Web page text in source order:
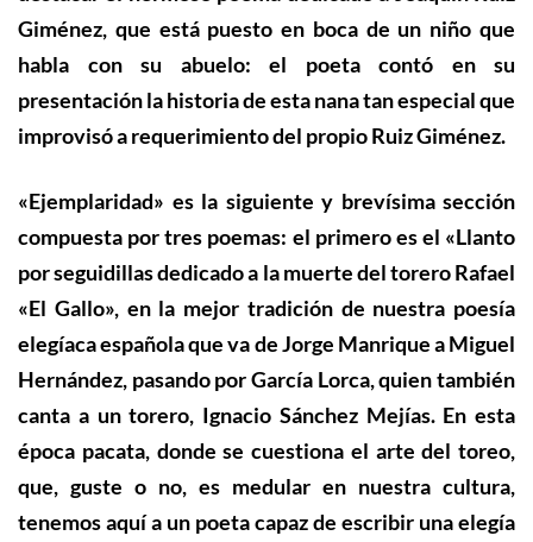
Giménez, que está puesto en boca de un niño que
habla con su abuelo: el poeta contó en su
presentación la historia de esta nana tan especial que
improvisó a requerimiento del propio Ruiz Giménez.
«Ejemplaridad» es la siguiente y brevísima sección
compuesta por tres poemas: el primero es el «Llanto
por seguidillas dedicado a la muerte del torero Rafael
«El Gallo», en la mejor tradición de nuestra poesía
elegíaca española que va de Jorge Manrique a Miguel
Hernández, pasando por García Lorca, quien también
canta a un torero, Ignacio Sánchez Mejías. En esta
época pacata, donde se cuestiona el arte del toreo,
que, guste o no, es medular en nuestra cultura,
tenemos aquí a un poeta capaz de escribir una elegía